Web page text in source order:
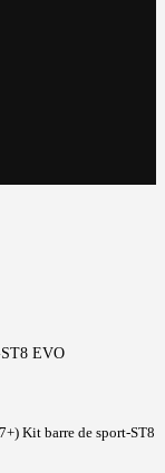
EVO
Kit barre de sport-ST8